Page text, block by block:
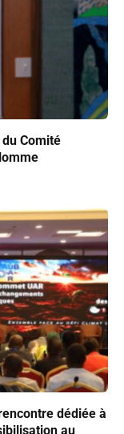
Comité
dédiée à
au